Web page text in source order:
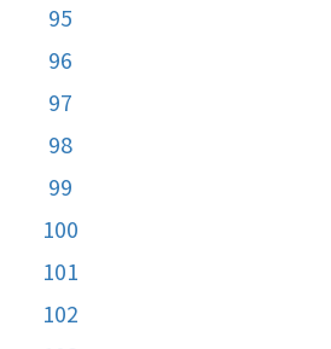
95
96
97
98
99
100
101
102